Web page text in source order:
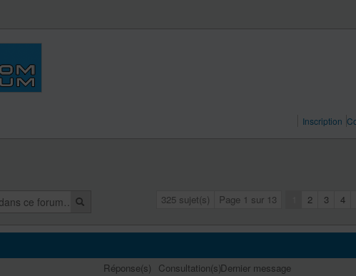
Inscription
325 sujet(s) Page 1 sur 13 2 3 4
Réponse(s) Consultation(s)Dernier message